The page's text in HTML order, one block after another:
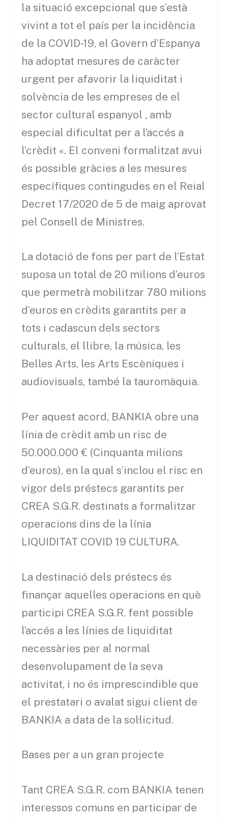
la situació excepcional que s’està
vivint a tot el país per la incidència
de la COVID-19, el Govern d’Espanya
ha adoptat mesures de caràcter
urgent per afavorir la liquiditat i
solvència de les empreses de el
sector cultural espanyol , amb
especial dificultat per a l’accés a
l’crèdit «. El conveni formalitzat avui
és possible gràcies a les mesures
específiques contingudes en el Reial
Decret 17/2020 de 5 de maig aprovat
pel Consell de Ministres.
La dotació de fons per part de l’Estat
suposa un total de 20 milions d’euros
que permetrà mobilitzar 780 milions
d’euros en crèdits garantits per a
tots i cadascun dels sectors
culturals, el llibre, la música, les
Belles Arts, les Arts Escèniques i
audiovisuals, també la tauromàquia.
Per aquest acord, BANKIA obre una
línia de crèdit amb un risc de
50.000.000 € (Cinquanta milions
d’euros), en la qual s’inclou el risc en
vigor dels préstecs garantits per
CREA S.G.R. destinats a formalitzar
operacions dins de la línia
LIQUIDITAT COVID 19 CULTURA.
La destinació dels préstecs és
finançar aquelles operacions en què
participi CREA S.G.R. fent possible
l’accés a les línies de liquiditat
necessàries per al normal
desenvolupament de la seva
activitat, i no és imprescindible que
el prestatari o avalat sigui client de
BANKIA a data de la sol·licitud.
Bases per a un gran projecte
Tant CREA S.G.R. com BANKIA tenen
interessos comuns en participar de